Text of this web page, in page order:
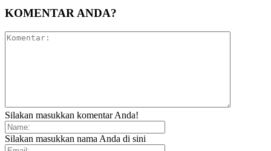
KOMENTAR ANDA?
Silakan masukkan komentar Anda!
Silakan masukkan nama Anda di sini